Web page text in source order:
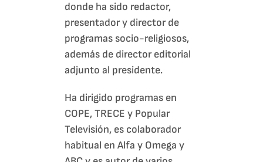
donde ha sido redactor,
presentador y director de
programas socio-religiosos,
además de director editorial
adjunto al presidente.
Ha dirigido programas en
COPE, TRECE y Popular
Televisión, es colaborador
habitual en Alfa y Omega y